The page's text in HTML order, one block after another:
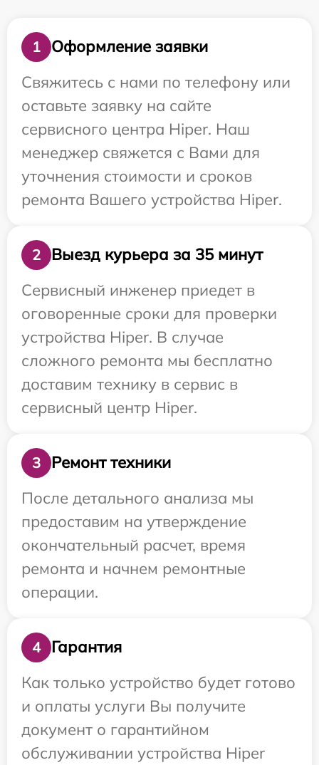
1
Оформление заявки
Свяжитесь с нами по телефону или
оставьте заявку на сайте
сервисного центра Hiper. Наш
менеджер свяжется с Вами для
уточнения стоимости и сроков
ремонта Вашего устройства Hiper.
2
Выезд курьера за 35 минут
Сервисный инженер приедет в
оговоренные сроки для проверки
устройства Hiper. В случае
сложного ремонта мы бесплатно
доставим технику в сервис в
сервисный центр Hiper.
3
Ремонт техники
После детального анализа мы
предоставим на утверждение
окончательный расчет, время
ремонта и начнем ремонтные
операции.
4
Гарантия
Как только устройство будет готово
и оплаты услуги Вы получите
документ о гарантийном
обслуживании устройства Hiper